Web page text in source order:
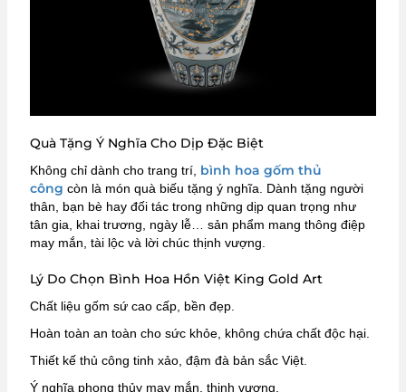
Quà Tặng Ý Nghĩa Cho Dịp Đặc Biệt
Không chỉ dành cho trang trí, bình hoa gốm thủ
công còn là món quà biếu tặng ý nghĩa. Dành tặng người
thân, bạn bè hay đối tác trong những dịp quan trọng như
tân gia, khai trương, ngày lễ… sản phẩm mang thông điệp
may mắn, tài lộc và lời chúc thịnh vượng.
Lý Do Chọn Bình Hoa Hồn Việt King Gold Art
Chất liệu gốm sứ cao cấp, bền đẹp.
Hoàn toàn an toàn cho sức khỏe, không chứa chất độc hại.
Thiết kế thủ công tinh xảo, đậm đà bản sắc Việt.
Ý nghĩa phong thủy may mắn, thịnh vượng.